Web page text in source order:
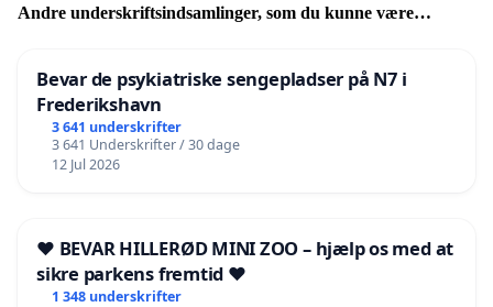
Andre underskriftsindsamlinger, som du kunne være
Bevar de psykiatriske sengepladser på N7 i
Frederikshavn
3 641 underskrifter
3 641 Underskrifter / 30 dage
12 Jul 2026
❤️ BEVAR HILLERØD MINI ZOO – hjælp os med at
sikre parkens fremtid ❤️
1 348 underskrifter